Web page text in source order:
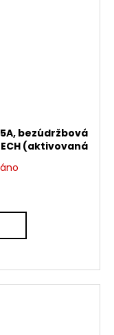
bezúdržbová
(aktivovaná